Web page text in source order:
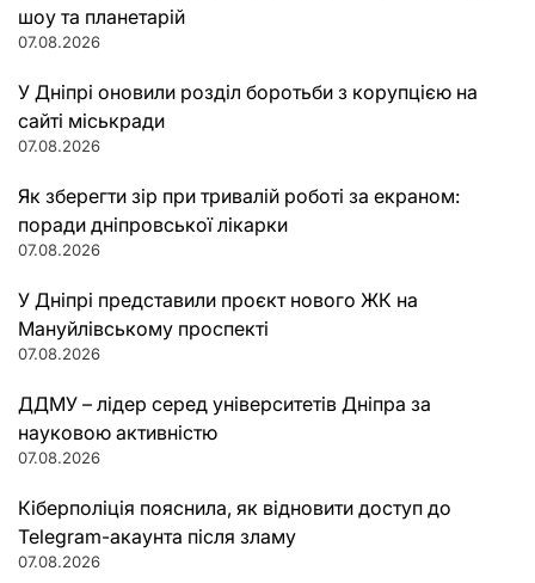
шоу та планетарій
07.08.2026
У Дніпрі оновили розділ боротьби з корупцією на
сайті міськради
07.08.2026
Як зберегти зір при тривалій роботі за екраном:
поради дніпровської лікарки
07.08.2026
У Дніпрі представили проєкт нового ЖК на
Мануйлівському проспекті
07.08.2026
ДДМУ – лідер серед університетів Дніпра за
науковою активністю
07.08.2026
Кіберполіція пояснила, як відновити доступ до
Telegram-акаунта після зламу
07.08.2026